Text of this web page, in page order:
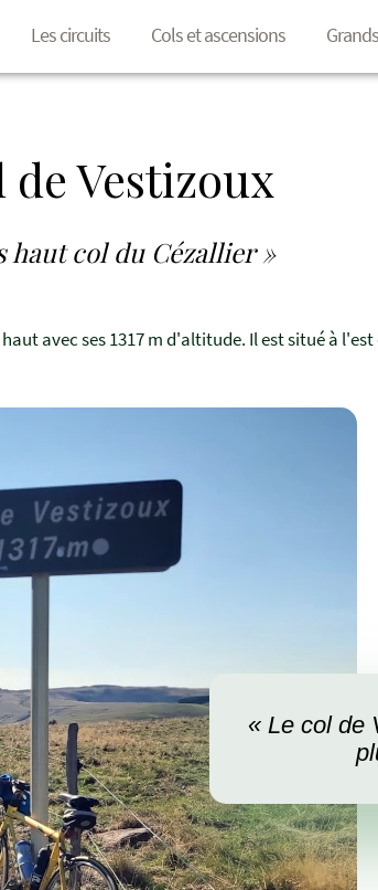
Les circuits Cols et ascensions
de Vestizoux
haut col du Cézallier »
avec ses 1317 m d'altitude. Il est situé à
« Le col de